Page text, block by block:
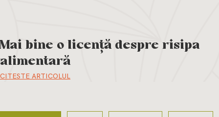
CITESTE ARTICOLUL
Mai bine o licență despre risipa
alimentară
CITESTE ARTICOLUL